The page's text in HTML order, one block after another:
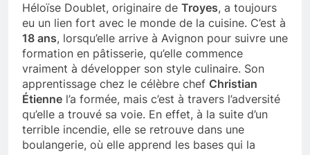
Héloïse Doublet, originaire de Troyes, a toujours
eu un lien fort avec le monde de la cuisine. C’est à
18 ans, lorsqu’elle arrive à Avignon pour suivre une
formation en pâtisserie, qu’elle commence
vraiment à développer son style culinaire. Son
apprentissage chez le célèbre chef Christian
Étienne l’a formée, mais c’est à travers l’adversité
qu’elle a trouvé sa voie. En effet, à la suite d’un
terrible incendie, elle se retrouve dans une
boulangerie, où elle apprend les bases qui la